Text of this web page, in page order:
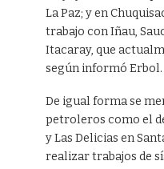
La Paz; y en
trabajo con Iñau,
Itacaray, que
según informó Erbol.
De igual forma se
petroleros como el
y Las Delicias en
realizar trabajos de